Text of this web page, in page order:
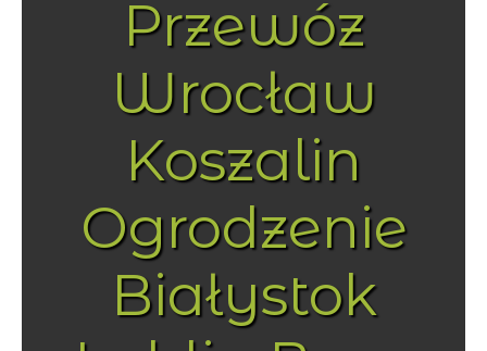
Przewóz
Wrocław
Koszalin
Ogrodzenie
Białystok